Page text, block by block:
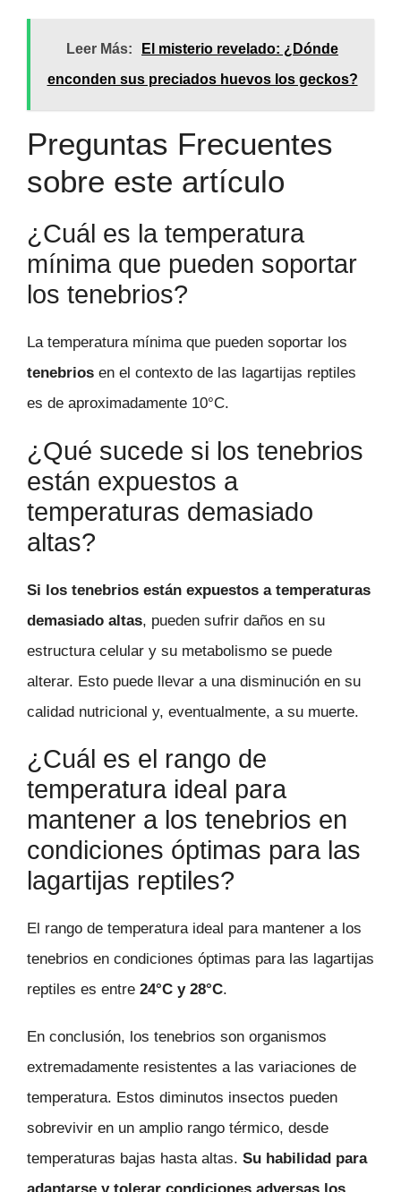
Leer Más:
El misterio revelado: ¿Dónde
enconden sus preciados huevos los geckos?
Preguntas Frecuentes
sobre este artículo
¿Cuál es la temperatura
mínima que pueden soportar
los tenebrios?
La temperatura mínima que pueden soportar los
tenebrios en el contexto de las lagartijas reptiles
es de aproximadamente 10°C.
¿Qué sucede si los tenebrios
están expuestos a
temperaturas demasiado
altas?
Si los tenebrios están expuestos a temperaturas
demasiado altas, pueden sufrir daños en su
estructura celular y su metabolismo se puede
alterar. Esto puede llevar a una disminución en su
calidad nutricional y, eventualmente, a su muerte.
¿Cuál es el rango de
temperatura ideal para
mantener a los tenebrios en
condiciones óptimas para las
lagartijas reptiles?
El rango de temperatura ideal para mantener a los
tenebrios en condiciones óptimas para las lagartijas
reptiles es entre 24°C y 28°C.
En conclusión, los tenebrios son organismos
extremadamente resistentes a las variaciones de
temperatura. Estos diminutos insectos pueden
sobrevivir en un amplio rango térmico, desde
temperaturas bajas hasta altas. Su habilidad para